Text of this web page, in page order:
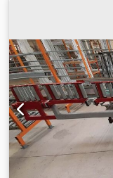
fiksna. Desna
sečenja je potpuno
Mašina je
45° i 90°. Moguće
glave su
Sečiva postavljena
eliminišu potrebu
sečiva pomera
deluju na profil u
savija u žlebu za